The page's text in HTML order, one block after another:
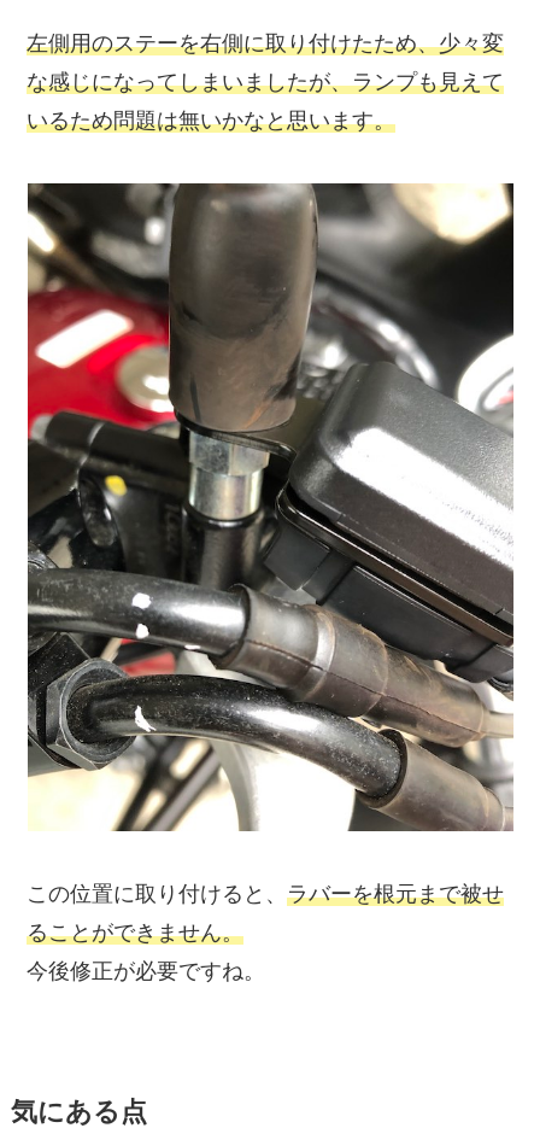
左側用のステーを右側に取り付けたため、少々変
な感じになってしまいましたが、ランプも見えて
いるため問題は無いかなと思います。
この位置に取り付けると、ラバーを根元まで被せ
ることができません。
今後修正が必要ですね。
気にある点